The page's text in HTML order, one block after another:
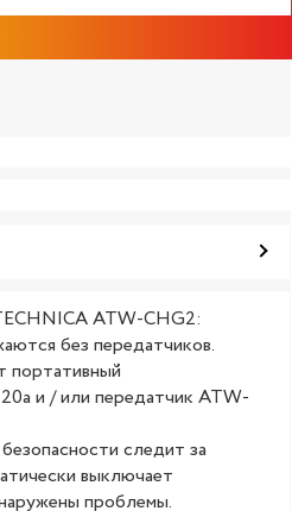
ATW-CHG2:
без передатчиков.
портативный
и / или передатчик ATW-
следит за
выключает
проблемы.